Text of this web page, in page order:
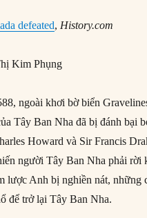
defeated, History.com
Kim Phụng
ngoài khơi bờ biển
Tây Ban Nha đã bị đánh bại
Howard và Sir Francis
người Tây Ban Nha phải rời
lược Anh bị nghiền nát, những
để trở lại Tây Ban Nha.